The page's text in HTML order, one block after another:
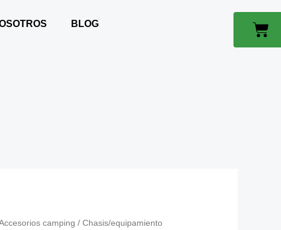
BLOG
camping / Chasis/equipamiento